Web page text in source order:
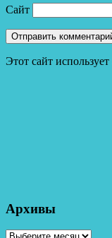
Сайт
Этот сайт
Архивы
Архивы